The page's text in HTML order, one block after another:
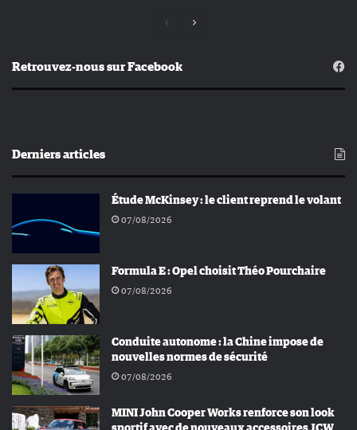
Page
Page
Retrouvez-nous sur Facebook
Derniers articles
Étude McKinsey : le client reprend le volant
07/08/2026
Formula E : Opel choisit Théo Pourchaire
07/08/2026
Conduite autonome : la Chine impose de
nouvelles normes de sécurité
07/08/2026
MINI John Cooper Works renforce son look